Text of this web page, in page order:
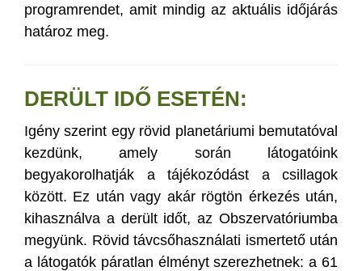
programrendet, amit mindig az aktuális időjárás
határoz meg.
DERÜLT IDŐ ESETÉN:
Igény szerint egy rövid planetáriumi bemutatóval
kezdünk, amely során látogatóink
begyakorolhatják a tájékozódást a csillagok
között. Ez után vagy akár rögtön érkezés után,
kihasználva a derült időt, az Obszervatóriumba
megyünk. Rövid távcsőhasználati ismertető után
a látogatók páratlan élményt szerezhetnek: a 61